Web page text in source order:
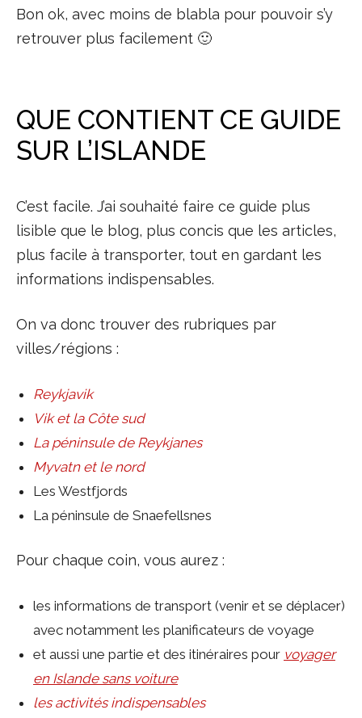
Bon ok, avec moins de blabla pour pouvoir s’y
retrouver plus facilement 🙂
QUE CONTIENT CE GUIDE
SUR L’ISLANDE
C’est facile. J’ai souhaité faire ce guide plus
lisible que le blog, plus concis que les articles,
plus facile à transporter, tout en gardant les
informations indispensables.
On va donc trouver des rubriques par
villes/régions :
Reykjavik
Vik et la Côte sud
La péninsule de Reykjanes
Myvatn et le nord
Les Westfjords
La péninsule de Snaefellsnes
Pour chaque coin, vous aurez :
les informations de transport (venir et se déplacer)
avec notamment les planificateurs de voyage
et aussi une partie et des itinéraires pour voyager
en Islande sans voiture
les activités indispensables